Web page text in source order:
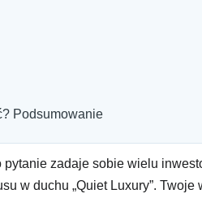
Podsumowanie
pytanie zadaje sobie wielu
w duchu „Quiet Luxury”.